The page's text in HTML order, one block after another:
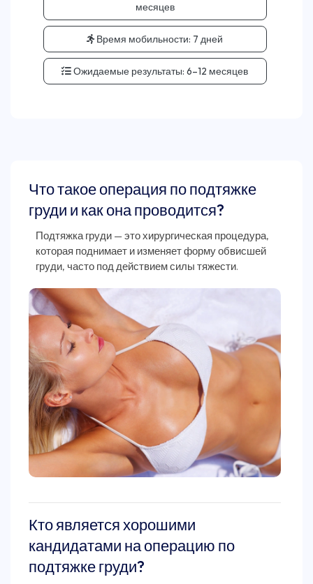
месяцев
Время мобильности: 7 дней
Ожидаемые результаты: 6–12 месяцев
Что такое операция по подтяжке
груди и как она проводится?
Подтяжка груди — это хирургическая процедура,
которая поднимает и изменяет форму обвисшей
груди, часто под действием силы тяжести.
Кто является хорошими
кандидатами на операцию по
подтяжке груди?